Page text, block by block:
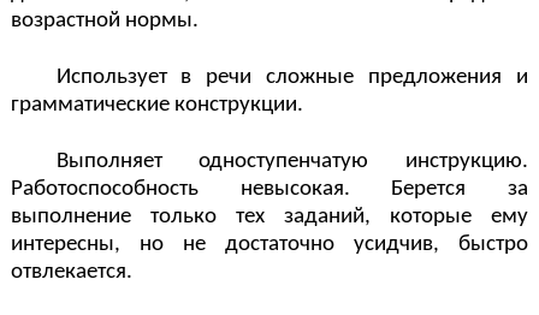
возрастной нормы.
Использует в речи сложные предложения и
грамматические конструкции.
Выполняет одноступенчатую инструкцию.
Работоспособность невысокая. Берется за
выполнение только тех заданий, которые ему
интересны, но не достаточно усидчив, быстро
отвлекается.